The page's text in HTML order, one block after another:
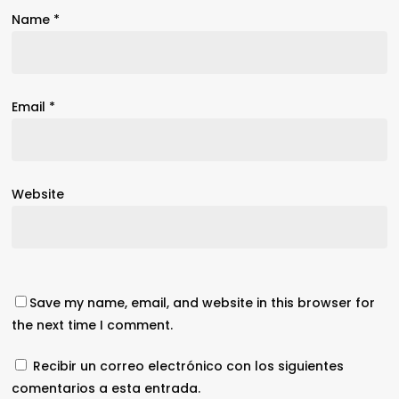
Name *
Email *
Website
Save my name, email, and website in this browser for
the next time I comment.
Recibir un correo electrónico con los siguientes
comentarios a esta entrada.